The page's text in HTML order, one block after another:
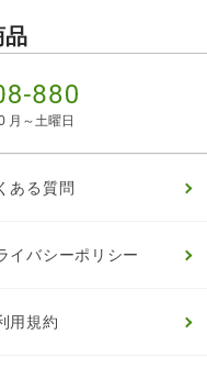
品
月～土曜日
ある質問
イバシーポリシー
用規約